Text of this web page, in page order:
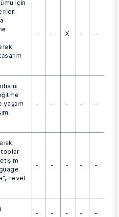
için
- - X - -
yaşam
- - - - -
toplar
Level
- - - - -
- - - - -